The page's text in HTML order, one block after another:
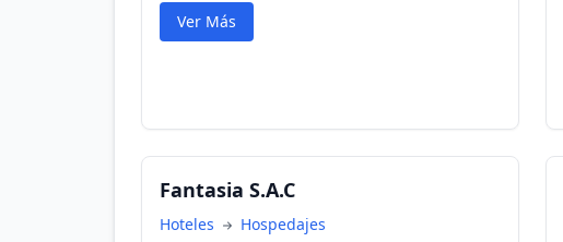
Ver Más
Fantasia S.A.C
Hoteles Hospedajes